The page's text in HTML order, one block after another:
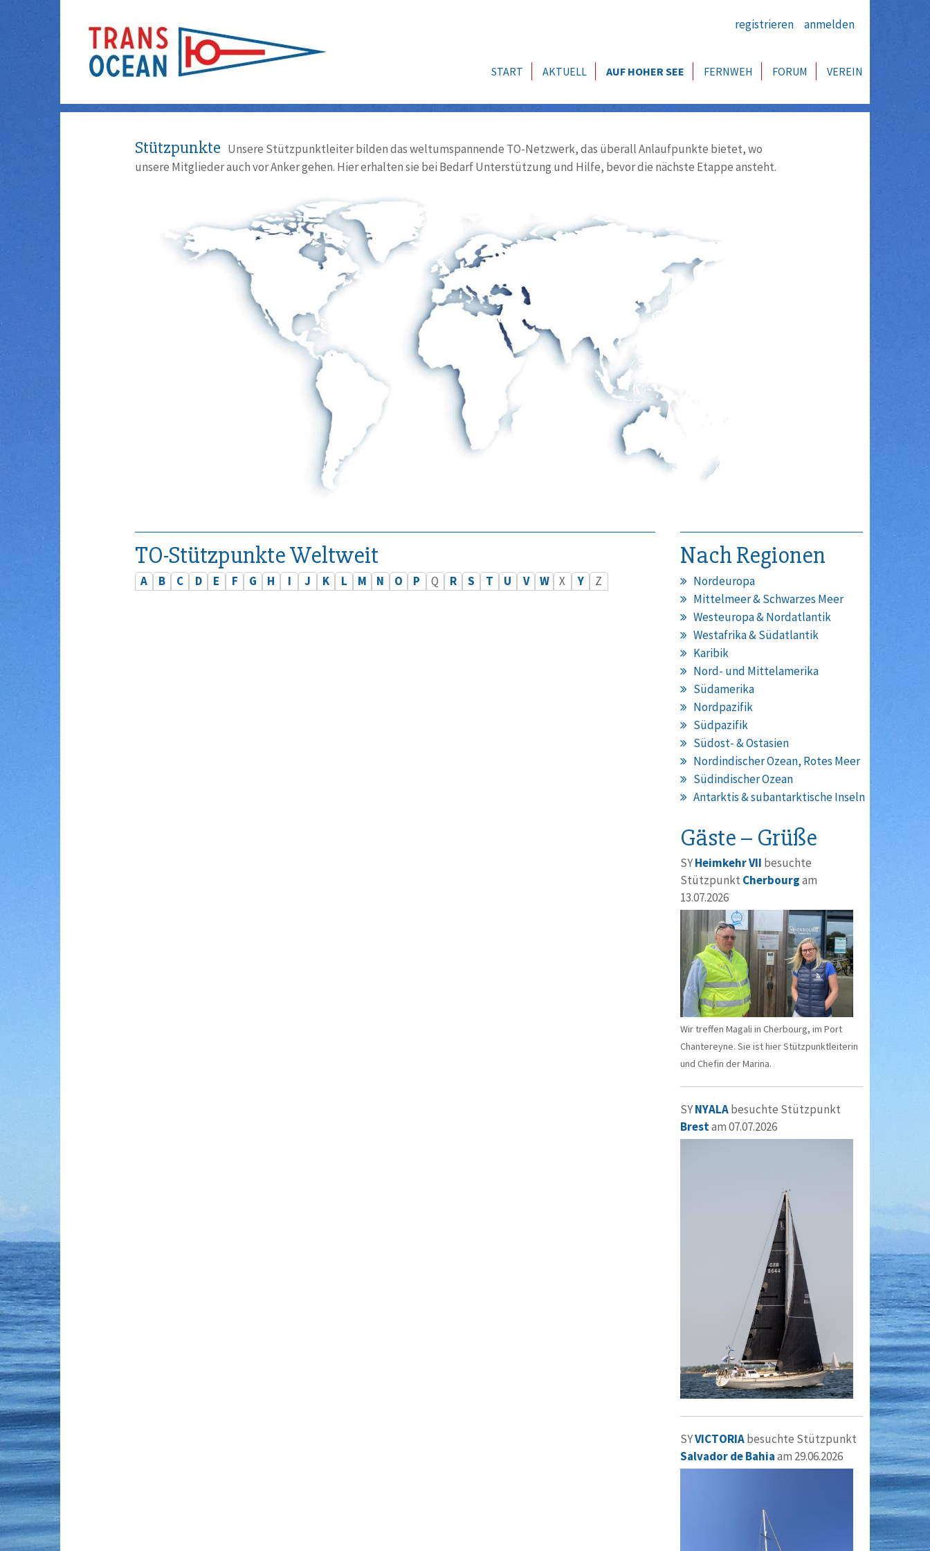
registrieren anmelden
START AKTUELL AUF HOHER SEE FERNWEH FORUM VEREIN
Stützpunkte Unsere Stützpunktleiter bilden das weltumspannende TO-Netzwerk, das überall Anlaufpunkte bietet, wo
unsere Mitglieder auch vor Anker gehen. Hier erhalten sie bei Bedarf Unterstützung und Hilfe, bevor die nächste Etappe ansteht.
TO-Stützpunkte Weltweit
A B C D E F G H I J K L M N O P Q R S T U V W X Y Z
Nach Regionen
Nordeuropa
Mittelmeer & Schwarzes Meer
Westeuropa & Nordatlantik
Westafrika & Südatlantik
Karibik
Nord- und Mittelamerika
Südamerika
Nordpazifik
Südpazifik
Südost- & Ostasien
Nordindischer Ozean, Rotes Meer
Südindischer Ozean
Antarktis & subantarktische Inseln
Gäste – Grüße
SYHeimkehr VII besuchte
Stützpunkt Cherbourgam
13.07.2026
Wir treffen Magali in Cherbourg, im Port
Chantereyne. Sie ist hier Stützpunktleiterin
und Chefin der Marina.
SYNYALAbesuchte Stützpunkt
Brestam 07.07.2026
SYVICTORIAbesuchte Stützpunkt
Salvador de Bahiaam 29.06.2026